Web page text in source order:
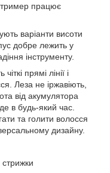
тример працює
варіанти висоти
добре лежить у
інструменту.
прямі лінії і
Леза не іржавіють,
від акумулятора
в будь-який час.
та голити волосся
дизайну.